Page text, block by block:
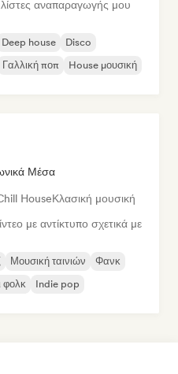
αναπαραγωγής μου
Deep house
Disco
Γαλλική ποπ House μουσική
Μέσα
HouseΚλασική μουσική
με αντίκτυπο σχετικά με
Μουσική ταινιών
Φανκ
φολκ Indie pop